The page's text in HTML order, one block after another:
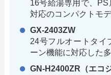
16号給湯専用で、
対応のコンパクトモデ
GX-2403ZW
24号フルオートタイ
ーン機能に対応した
GN-H2400ZR（エコ